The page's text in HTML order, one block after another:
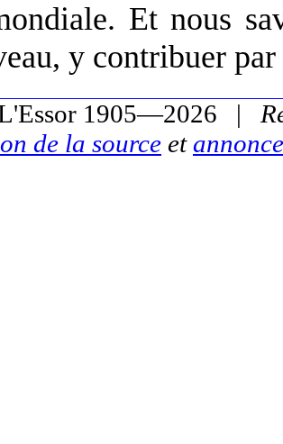
Et nous
y contribuer
1905—2026 |
de la source et